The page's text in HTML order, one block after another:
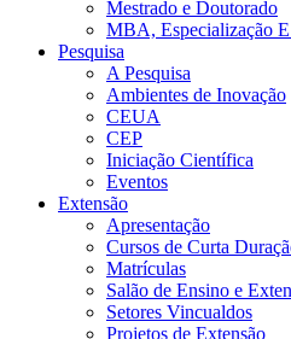
Mestrado e Doutorado
MBA, Especialização
Pesquisa
A Pesquisa
Ambientes de Inovação
CEUA
CEP
Iniciação Científica
Eventos
Extensão
Apresentação
Cursos de Curta
Matrículas
Salão de Ensino e
Setores Vincualdos
Projetos de Extensão